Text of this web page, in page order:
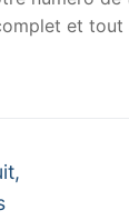
et